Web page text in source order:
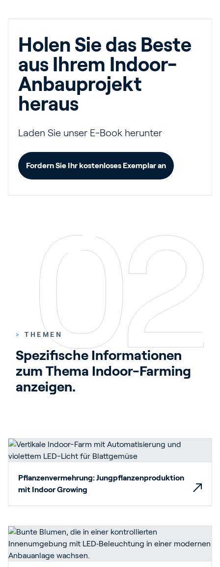
Holen Sie das Beste
aus Ihrem Indoor-
Anbauprojekt
heraus
Laden Sie unser E-Book herunter
Fordern Sie Ihr kostenloses Exemplar an
> THEMEN
Spezifische Informationen
zum Thema Indoor-Farming
anzeigen.
Pflanzenvermehrung: Jungpflanzenproduktion
mit Indoor Growing